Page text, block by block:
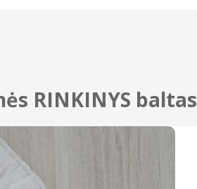
RINKINYS baltas